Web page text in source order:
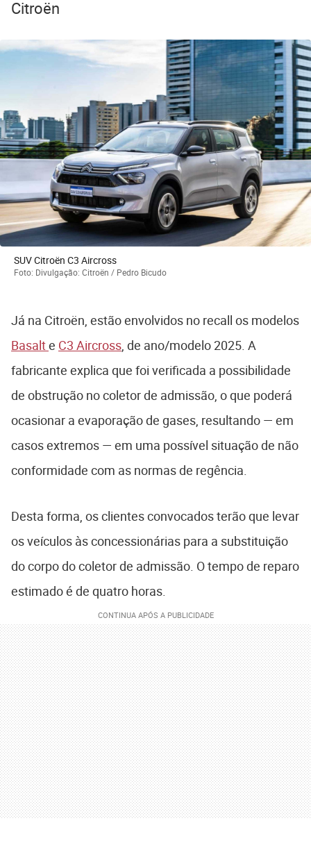
Citroën
SUV Citroën C3 Aircross
Foto: Divulgação: Citroën / Pedro Bicudo
Já na Citroën, estão envolvidos no recall os modelos
Basalte C3 Aircross, de ano/modelo 2025. A
fabricante explica que foi verificada a possibilidade
de obstrução no coletor de admissão, o que poderá
ocasionar a evaporação de gases, resultando — em
casos extremos — em uma possível situação de não
conformidade com as normas de regência.
Desta forma, os clientes convocados terão que levar
os veículos às concessionárias para a substituição
do corpo do coletor de admissão. O tempo de reparo
estimado é de quatro horas.